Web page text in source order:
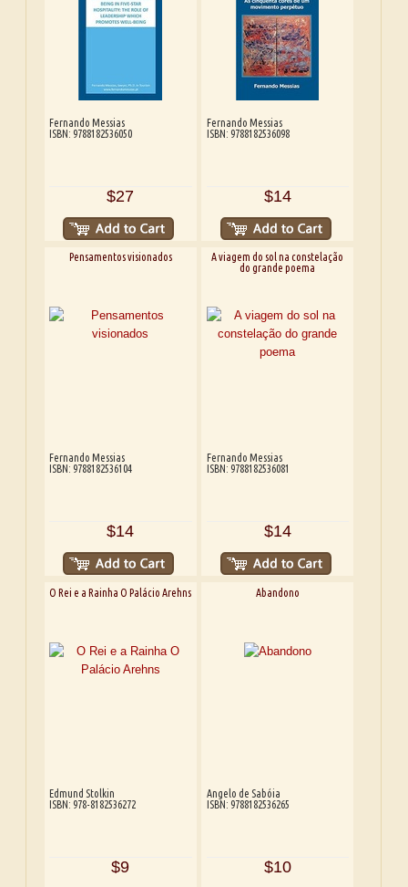
Fernando Messias
ISBN: 9788182536050
$27
Fernando Messias
ISBN: 9788182536098
$14
Pensamentos visionados
Fernando Messias
ISBN: 9788182536104
$14
A viagem do sol na constelação
do grande poema
Fernando Messias
ISBN: 9788182536081
$14
O Rei e a Rainha O Palácio Arehns
Edmund Stolkin
ISBN: 978-8182536272
$9
Abandono
Angelo de Sabóia
ISBN: 9788182536265
$10